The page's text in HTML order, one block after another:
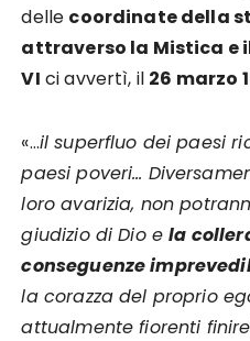
delle coordinate della
attraverso la Mistica e
VI ci avvertì, il 26 marzo
«…il superfluo dei paesi
paesi poveri…
loro avarizia, non
giudizio di Dio ela
conseguenze
la corazza del proprio
attualmente fiorenti